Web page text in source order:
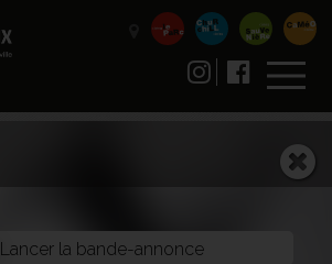
Lancer la bande-annonce